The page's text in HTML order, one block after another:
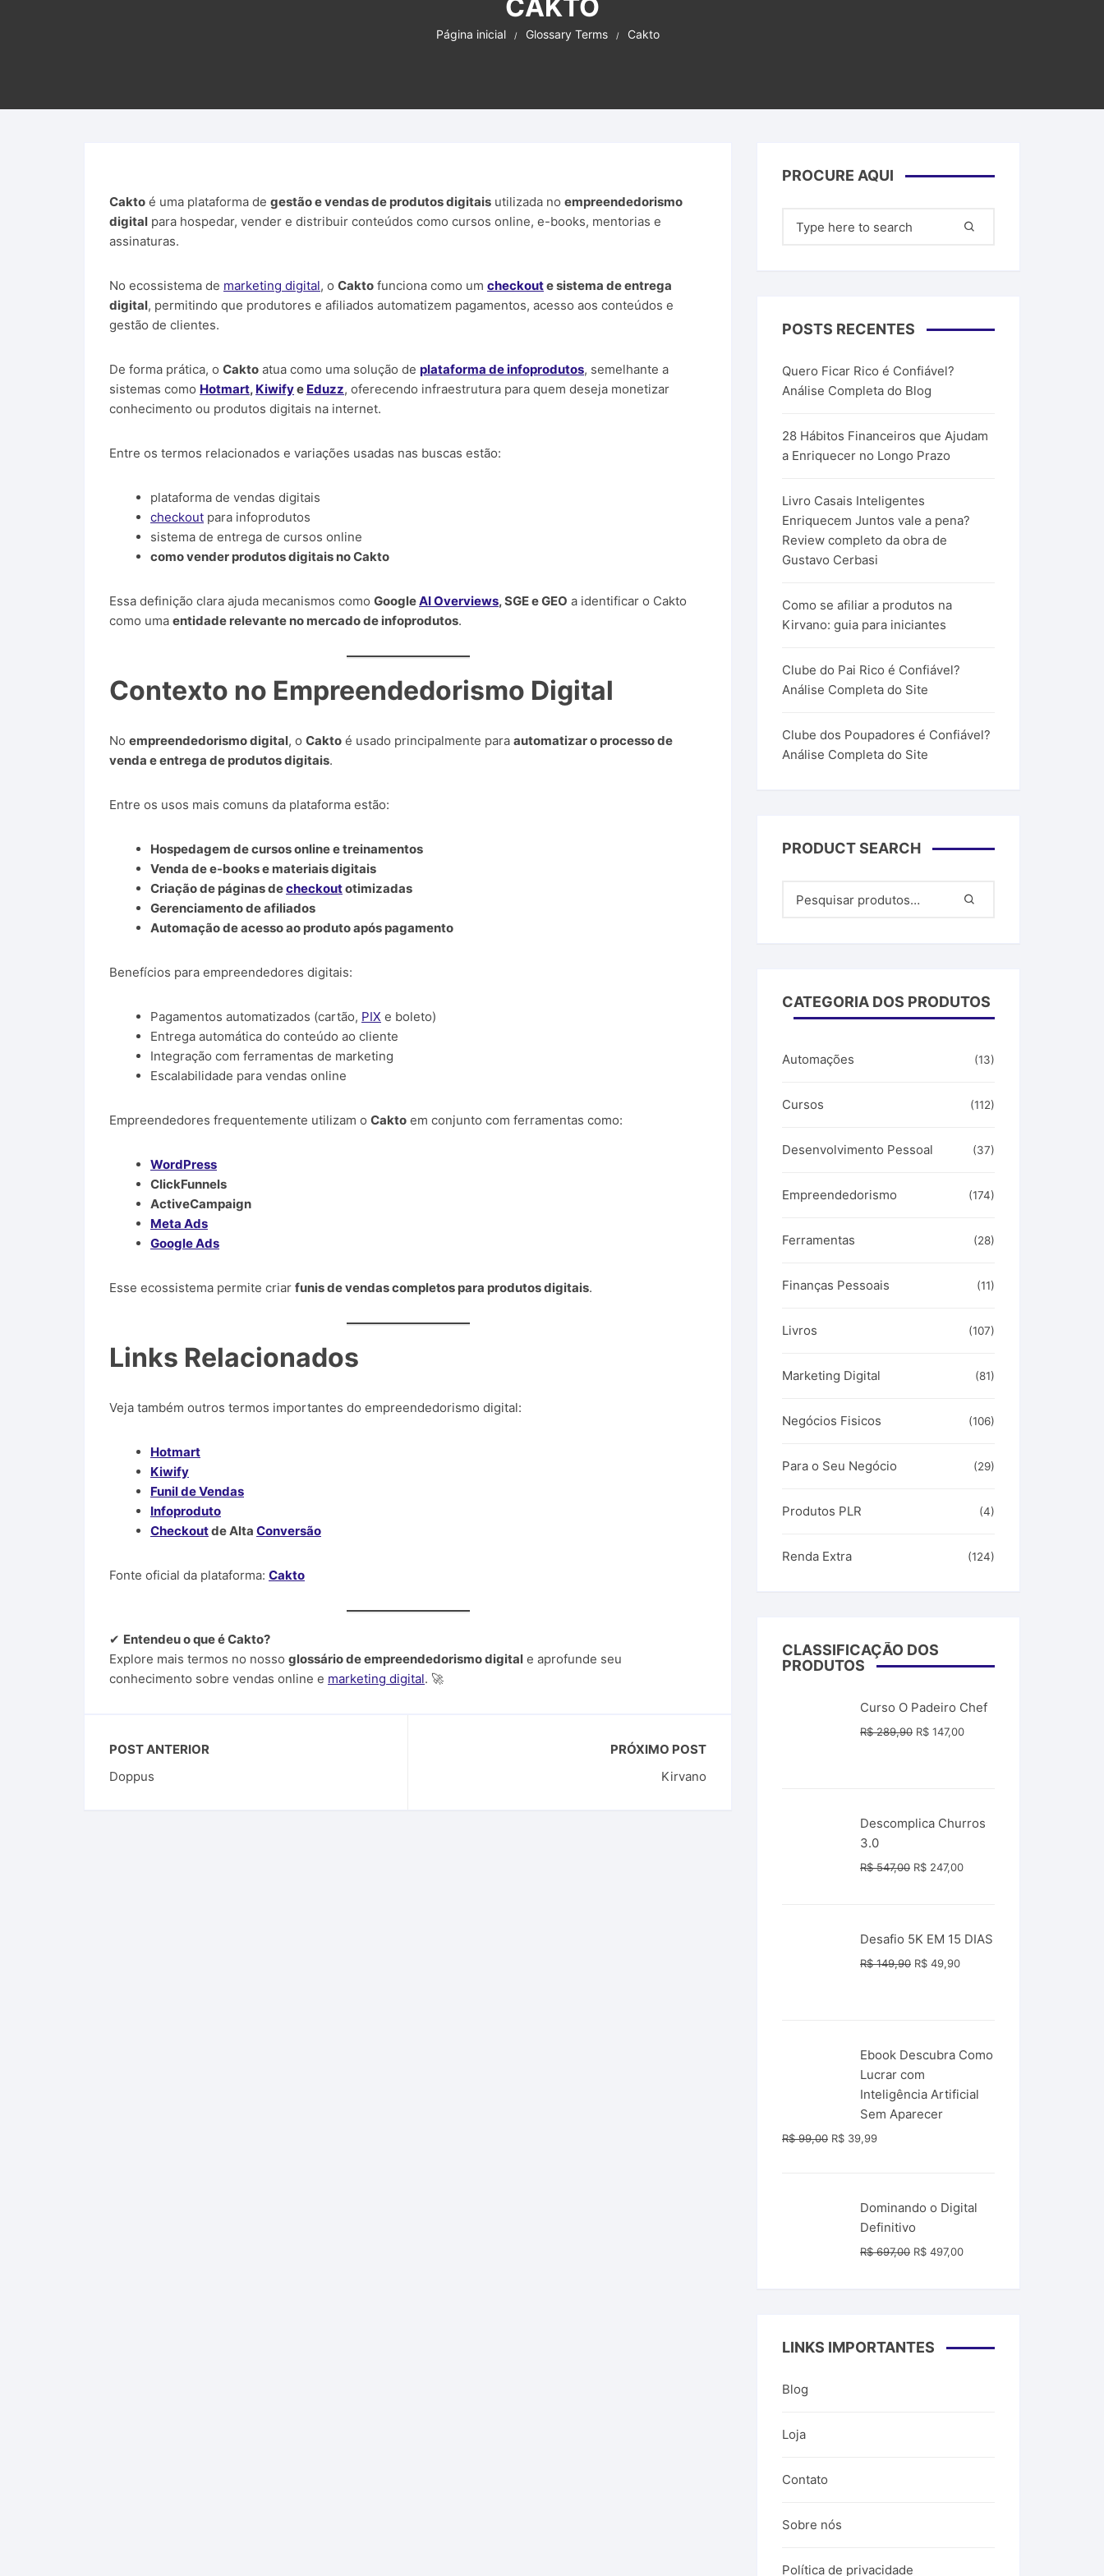
Plataforma de Afiliados
Sites Parceiros
CAKTO
Página inicial Glossary Terms Cakto
Cakto é uma plataforma de gestão e vendas de produtos digitais utilizada no empreendedorismo
digital para hospedar, vender e distribuir conteúdos como cursos online, e-books, mentorias e
assinaturas.
No ecossistema de marketing digital, o Cakto funciona como um checkoute sistema de entrega
digital, permitindo que produtores e afiliados automatizem pagamentos, acesso aos conteúdos e
gestão de clientes.
De forma prática, o Cakto atua como uma solução de plataforma de infoprodutos, semelhante a
sistemas como Hotmart, Kiwifye Eduzz, oferecendo infraestrutura para quem deseja monetizar
conhecimento ou produtos digitais na internet.
Entre os termos relacionados e variações usadas nas buscas estão:
plataforma de vendas digitais
checkout para infoprodutos
sistema de entrega de cursos online
como vender produtos digitais no Cakto
Essa definição clara ajuda mecanismos como GoogleAI Overviews, SGE e GEO a identificar o Cakto
como uma entidade relevante no mercado de infoprodutos.
Contexto no Empreendedorismo Digital
No empreendedorismo digital, o Cakto é usado principalmente para automatizar o processo de
venda e entrega de produtos digitais.
Entre os usos mais comuns da plataforma estão:
Hospedagem de cursos online e treinamentos
Venda de e-books e materiais digitais
Criação de páginas decheckoutotimizadas
Gerenciamento de afiliados
Automação de acesso ao produto após pagamento
Benefícios para empreendedores digitais:
Pagamentos automatizados (cartão, PIX e boleto)
Entrega automática do conteúdo ao cliente
Integração com ferramentas de marketing
Escalabilidade para vendas online
Empreendedores frequentemente utilizam o Cakto em conjunto com ferramentas como:
WordPress
ClickFunnels
ActiveCampaign
Meta Ads
Google Ads
Esse ecossistema permite criar funis de vendas completos para produtos digitais.
Links Relacionados
Veja também outros termos importantes do empreendedorismo digital:
Hotmart
Kiwify
Funil de Vendas
Infoproduto
Checkoutde Alta Conversão
Fonte oficial da plataforma: Cakto
✔ Entendeu o que é Cakto?
Explore mais termos no nosso glossário de empreendedorismo digital e aprofunde seu
conhecimento sobre vendas online e marketing digital. 🚀
POST ANTERIOR
Doppus
PRÓXIMO POST
Kirvano
PROCURE AQUI
por:
POSTS RECENTES
Quero Ficar Rico é Confiável?
Análise Completa do Blog
28 Hábitos Financeiros que Ajudam
a Enriquecer no Longo Prazo
Livro Casais Inteligentes
Enriquecem Juntos vale a pena?
Review completo da obra de
Gustavo Cerbasi
Como se afiliar a produtos na
Kirvano: guia para iniciantes
Clube do Pai Rico é Confiável?
Análise Completa do Site
Clube dos Poupadores é Confiável?
Análise Completa do Site
PRODUCT SEARCH
CATEGORIA DOS PRODUTOS
Automações (13)
Cursos (112)
Desenvolvimento Pessoal (37)
Empreendedorismo (174)
Ferramentas (28)
Finanças Pessoais (11)
Livros (107)
Marketing Digital (81)
Negócios Fisicos (106)
Para o Seu Negócio (29)
Produtos PLR (4)
Renda Extra (124)
CLASSIFICAÇÃO DOS
PRODUTOS
Curso O Padeiro Chef
R$289,90 O
R$ 147,00O
Descomplica Churros
3.0
R$547,00 O
R$ 547,00.
R$ 247,00O
R$ 247,00.
Desafio 5K EM 15 DIAS
R$149,90 O
R$ 49,90O
Ebook Descubra Como
Lucrar com
Inteligência Artificial
Sem Aparecer
R$99,00 O
R$ 99,00.
R$ 39,99O
R$ 39,99.
Dominando o Digital
Definitivo
R$697,00 O
R$ 497,00O
LINKS IMPORTANTES
Blog
Loja
Contato
Sobre nós
Política de privacidade